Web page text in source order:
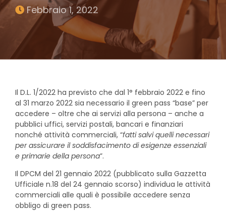
Febbraio 1, 2022
Il D.L. 1/2022 ha previsto che dal 1° febbraio 2022 e fino
al 31 marzo 2022 sia necessario il green pass “base” per
accedere – oltre che ai servizi alla persona – anche a
pubblici uffici, servizi postali, bancari e finanziari
nonché attività commerciali, “fatti salvi quelli necessari
per assicurare il soddisfacimento di esigenze essenziali
e primarie della persona”.
Il DPCM del 21 gennaio 2022 (pubblicato sulla Gazzetta
Ufficiale n.18 del 24 gennaio scorso) individua le attività
commerciali alle quali è possibile accedere senza
obbligo di green pass.